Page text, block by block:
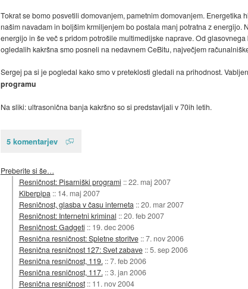
Tokrat se bomo posvetili domovanjem, pametnim domovanjem. Energetika
našim navadam in boljšim krmiljenjem bo postala manj potratna z energijo.
energijo in še več s pridom potrošile multimedijske naprave. Od
ogledalih kakršna smo posneli na nedavnem CeBitu, največjem
Sergej pa si je pogledal kako smo v preteklosti gledali na prihodnost.
programu
Na sliki: ultrasonična banja kakršno so si predstavljali v 70ih letih.
5 komentarjev
Preberite si še…
Resničnost: Pisarniški programi ::22. maj 2007
Kiberpipa :: 14. maj 2007
Resničnost, glasba v času interneta ::20. mar 2007
Resničnost: Internetni kriminal ::20. feb 2007
Resničnost: Gadgeti :: 19. dec 2006
Resnična resničnost: Spletne storitve ::7. nov 2006
Resnična resničnost 127: Svet zabave ::5. sep 2006
Resnična resničnost, 119. ::7. feb 2006
Resnična resničnost, 117. ::3. jan 2006
Resnična resničnost :: 11. nov 2004